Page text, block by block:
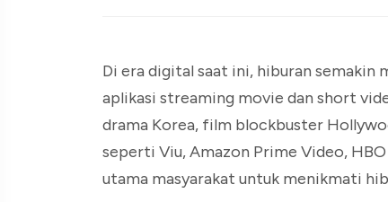
Di era digital saat ini, hiburan semakin
aplikasi streaming movie dan short
drama Korea, film blockbuster
seperti Viu, Amazon Prime Video,
utama masyarakat untuk menikmati